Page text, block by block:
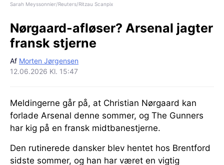
Sarah Meyssonnier/Reuters/Ritzau Scanpix
Nørgaard-afløser? Arsenal jagter
fransk stjerne
Af Morten Jørgensen
12.06.2026 Kl. 15:47
Meldingerne går på, at Christian Nørgaard kan
forlade Arsenal denne sommer, og The Gunners
har kig på en fransk midtbanestjerne.
Den rutinerede dansker blev hentet hos Brentford
sidste sommer, og han har været en vigtig